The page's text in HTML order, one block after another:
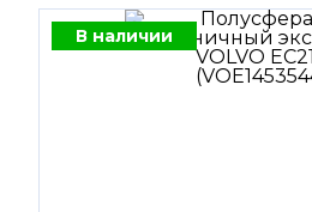
В наличии